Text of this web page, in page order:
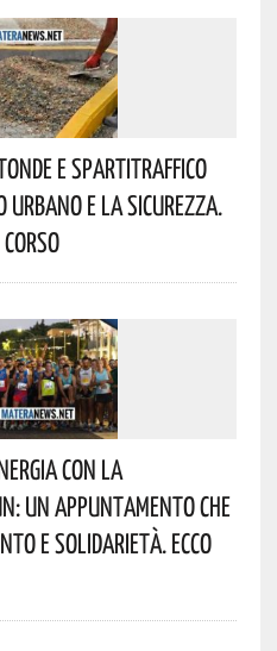
E Spartitraffico
E La Sicurezza.
Con La
Un Appuntamento Che
E Solidarietà. Ecco